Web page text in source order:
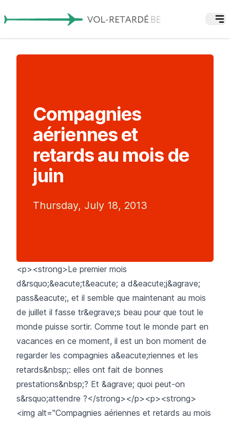
Compagnies
aériennes et
retards au mois de
juin
Thursday, July 18, 2013
<p><strong>Le premier mois
d&rsquo;&eacute;t&eacute; a d&eacute;j&agrave;
pass&eacute;, et il semble que maintenant au mois
de juillet il fasse tr&egrave;s beau pour que tout le
monde puisse sortir. Comme tout le monde part en
vacances en ce moment, il est un bon moment de
regarder les compagnies a&eacute;riennes et les
retards&nbsp;: elles ont fait de bonnes
prestations&nbsp;? Et &agrave; quoi peut-on
s&rsquo;attendre ?</strong></p><p><strong>
<img alt="Compagnies aériennes et retards au mois